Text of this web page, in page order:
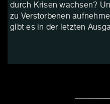
durch Krisen wachsen?
zu Verstorbenen
gibt es in der letzten